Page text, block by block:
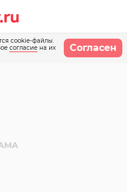
cookie-файлы.
согласие на их
Согласен